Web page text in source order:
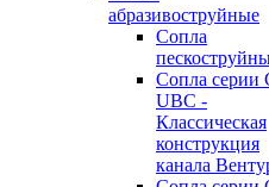
абразивоструйные
Сопла
Сопла серии
UBC -
Классическая
конструкция
канала